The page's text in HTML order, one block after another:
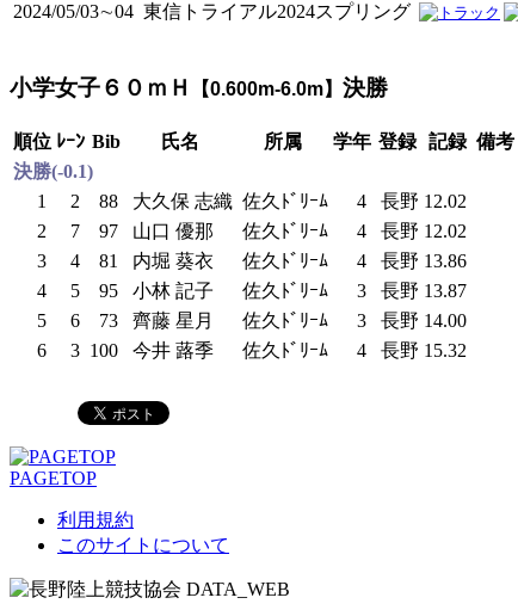
2024/05/03∼04 東信トライアル2024スプリング
小学女子６０ｍＨ 【0.600m-6.0m】 決勝
順位 ﾚｰﾝ Bib 氏名 所属 学年 登録 記録 備考
決勝(-0.1)
1
2 88 大久保 志織 佐久ﾄﾞﾘｰﾑ 4 長野 12.02
2
7 97 山口 優那 佐久ﾄﾞﾘｰﾑ 4 長野 12.02
3
4 81 内堀 葵衣 佐久ﾄﾞﾘｰﾑ 4 長野 13.86
4
5 95 小林 記子 佐久ﾄﾞﾘｰﾑ 3 長野 13.87
5
6 73 齊藤 星月 佐久ﾄﾞﾘｰﾑ 3 長野 14.00
6
3 100 今井 蕗季 佐久ﾄﾞﾘｰﾑ 4 長野 15.32
PAGETOP
利用規約
このサイトについて